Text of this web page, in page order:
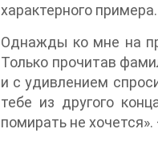
характерного примера.
Однажды ко мне на
Только прочитав
и с удивлением
тебе из другого
помирать не